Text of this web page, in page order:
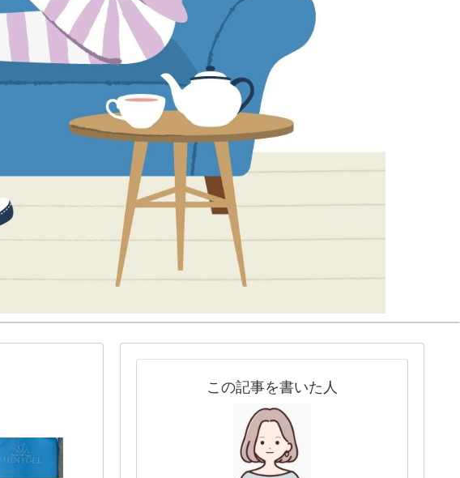
この記事を書いた人